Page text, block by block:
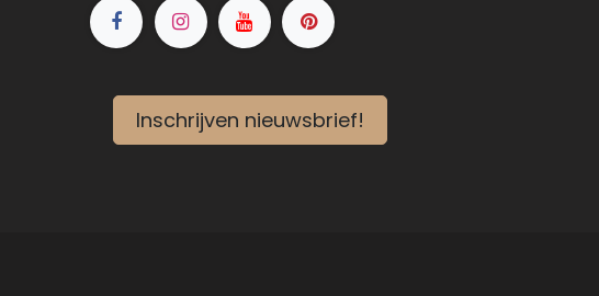
Inschrijven nieuwsbrief!